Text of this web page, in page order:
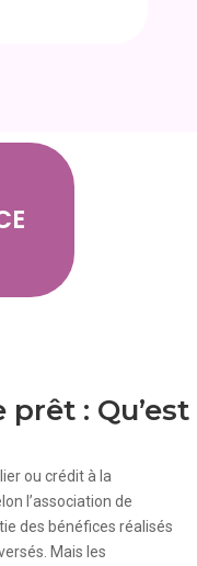
: Qu’est
ou crédit à la
l’association de
des bénéfices réalisés
Mais les